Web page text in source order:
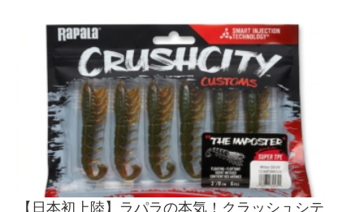
【日本初上陸】ラパラの本気！クラッシュシテ